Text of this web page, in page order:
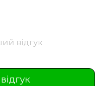
відгук